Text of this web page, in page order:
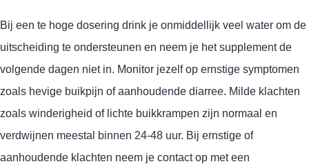
Bij een te hoge dosering drink je onmiddellijk veel water om de
uitscheiding te ondersteunen en neem je het supplement de
volgende dagen niet in. Monitor jezelf op ernstige symptomen
zoals hevige buikpijn of aanhoudende diarree. Milde klachten
zoals winderigheid of lichte buikkrampen zijn normaal en
verdwijnen meestal binnen 24-48 uur. Bij ernstige of
aanhoudende klachten neem je contact op met een